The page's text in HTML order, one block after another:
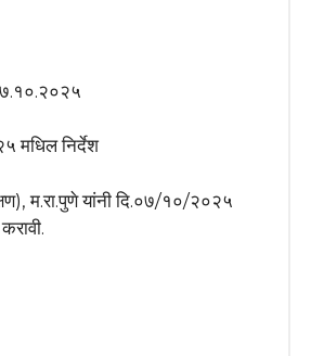
मधिल निर्देश
म.रा.पुणे यांनी दि.०७/१०/२०२५